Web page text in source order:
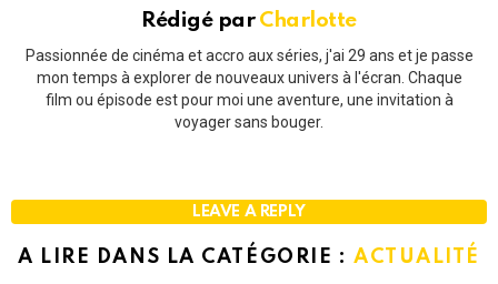
Rédigé par Charlotte
Passionnée de cinéma et accro aux séries, j'ai 29 ans et je passe
mon temps à explorer de nouveaux univers à l'écran. Chaque
film ou épisode est pour moi une aventure, une invitation à
voyager sans bouger.
LEAVE A REPLY
A LIRE DANS LA CATÉGORIE : ACTUALITÉ